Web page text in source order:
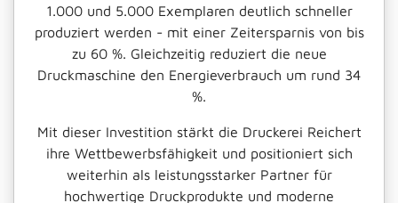
1.000 und 5.000 Exemplaren deutlich schneller
produziert werden - mit einer Zeitersparnis von bis
zu 60 %. Gleichzeitig reduziert die neue
Druckmaschine den Energieverbrauch um rund 34
%.
Mit dieser Investition stärkt die Druckerei Reichert
ihre Wettbewerbsfähigkeit und positioniert sich
weiterhin als leistungsstarker Partner für
hochwertige Druckprodukte und moderne